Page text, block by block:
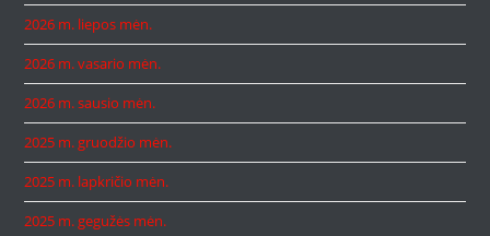
2026 m. liepos mėn.
2026 m. vasario mėn.
2026 m. sausio mėn.
2025 m. gruodžio mėn.
2025 m. lapkričio mėn.
2025 m. gegužės mėn.